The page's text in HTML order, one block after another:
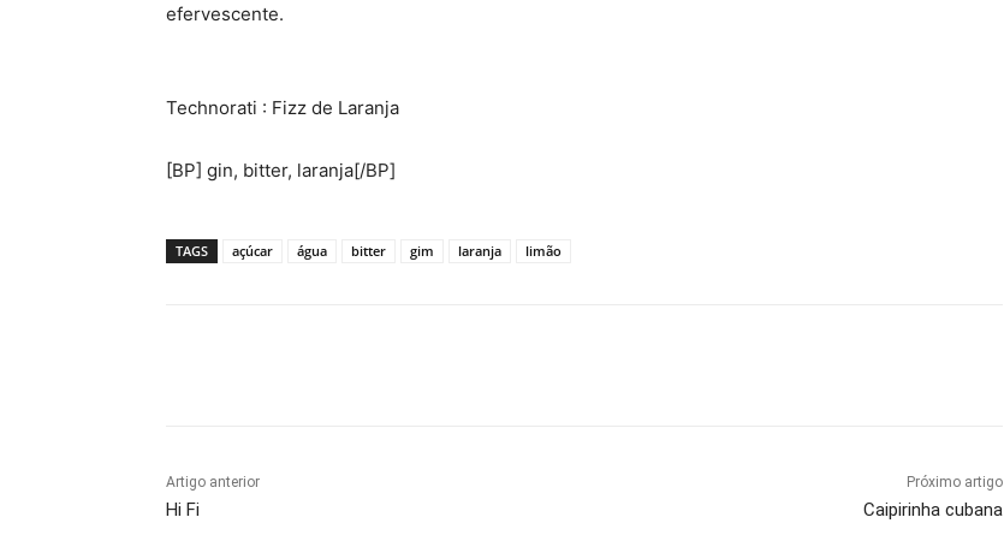
efervescente.
Technorati : Fizz de Laranja
[BP] gin, bitter, laranja[/BP]
TAGS açúcar água bitter gim laranja limão
Artigo anterior
Hi Fi
Próximo artigo
Caipirinha cubana